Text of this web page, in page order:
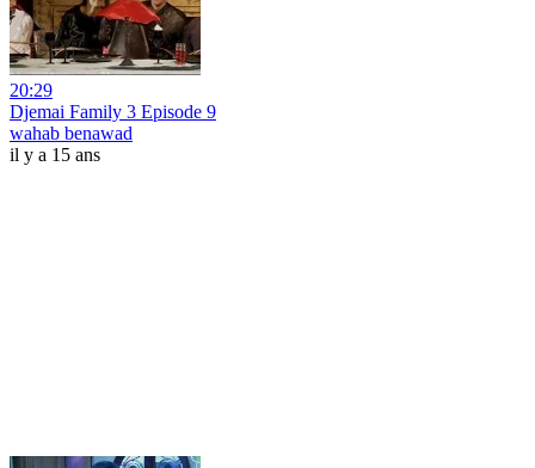
20:29
Djemai Family 3 Episode 9
wahab benawad
il y a 15 ans